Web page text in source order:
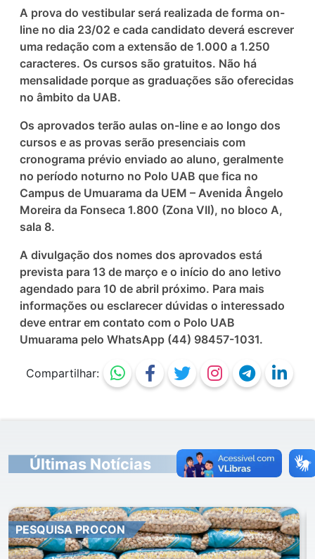
A prova do vestibular será realizada de forma on-
line no dia 23/02 e cada candidato deverá escrever
uma redação com a extensão de 1.000 a 1.250
caracteres. Os cursos são gratuitos. Não há
mensalidade porque as graduações são oferecidas
no âmbito da UAB.
Os aprovados terão aulas on-line e ao longo dos
cursos e as provas serão presenciais com
cronograma prévio enviado ao aluno, geralmente
no período noturno no Polo UAB que fica no
Campus de Umuarama da UEM – Avenida Ângelo
Moreira da Fonseca 1.800 (Zona VII), no bloco A,
sala 8.
A divulgação dos nomes dos aprovados está
prevista para 13 de março e o início do ano letivo
agendado para 10 de abril próximo. Para mais
informações ou esclarecer dúvidas o interessado
deve entrar em contato com o Polo UAB
Umuarama pelo WhatsApp (44) 98457-1031.
Compartilhar:
Últimas Notícias
CLIMA